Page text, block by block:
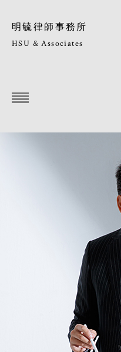
明毓律師事務所
HSU & Associates